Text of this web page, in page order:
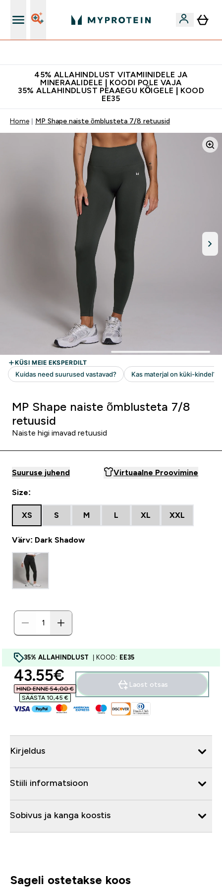
45% ALLAHINDLUST VITAMIINIDELE JA
MINERAALIDELE | KOODI POLE VAJA
35% ALLAHINDLUST PEAAEGU KÕIGELE | KOOD
EE35
Home MP Shape naiste õmblusteta 7/8 retuusid
MP Shape naiste õmblusteta 7/8
retuusid
Naiste higi imavad retuusid
Suuruse juhend Virtuaalne Proovimine
Size:
XS S M L XL XXL
Värv: Dark Shadow
35% ALLAHINDLUST | KOOD: EE35
discounted price
43.55€‎
HIND ENNE 54,00 €‎
SÄÄSTA 10,45 €‎
Laost otsas
Kirjeldus
Stiili informatsioon
Sobivus ja kanga koostis
Sageli ostetakse koos